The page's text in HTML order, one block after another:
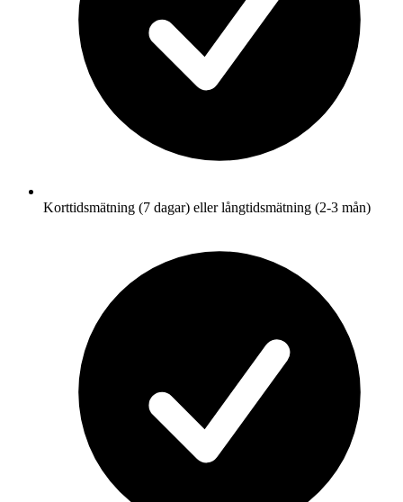
Korttidsmätning (7 dagar) eller långtidsmätning (2-3 mån)